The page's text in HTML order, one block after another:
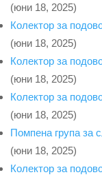
(юни 18, 2025)
Колектор за
(юни 18, 2025)
Колектор за
(юни 18, 2025)
Колектор за
(юни 18, 2025)
Помпена група за
(юни 18, 2025)
Колектор за